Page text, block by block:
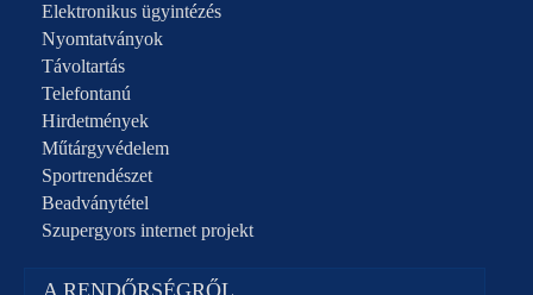
Elektronikus ügyintézés
Nyomtatványok
Távoltartás
Telefontanú
Hirdetmények
Műtárgyvédelem
Sportrendészet
Beadványtétel
Szupergyors internet projekt